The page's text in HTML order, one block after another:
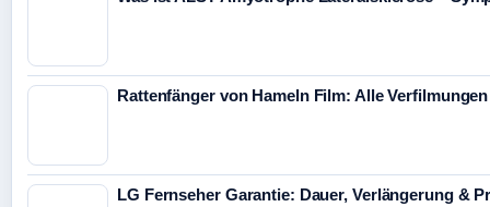
Rattenfänger von Hameln Film: Alle
LG Fernseher Garantie: Dauer, Verlängerung &